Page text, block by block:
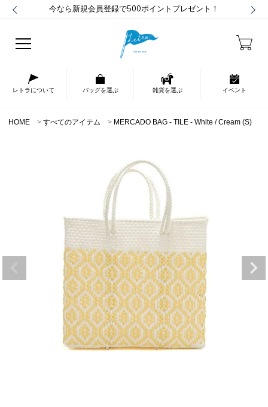
今なら新規会員登録で500ポイントプレゼント！
レトラについて バッグを選ぶ 雑貨を選ぶ イベント
HOME すべてのアイテム MERCADO BAG - TILE - White / Cream (S)